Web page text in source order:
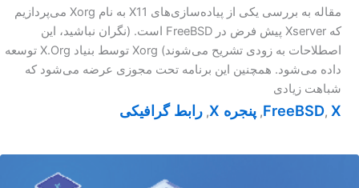
مقاله به بررسی یکی از پیاده‌سازی‌های X11 به نام Xorg می‌پردازیم
که Xserver پیش فرض در FreeBSD است. (نگران نباشید، این
اصطلاحات به زودی تشریح می‌شوند) Xorg توسط بنیاد X.Org توسعه
داده می‌شود. همچنین این برنامه تحت مجوزی عرضه می‌شود که
شباهت زیادی
FreeBSD, X
, پنجره X , رابط گرافیکی